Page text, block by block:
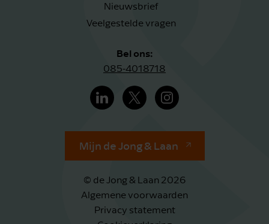
Nieuwsbrief
Veelgestelde vragen
Bel ons:
085-4018718
Mijn de Jong & Laan
© de Jong & Laan 2026
Algemene voorwaarden
Privacy statement